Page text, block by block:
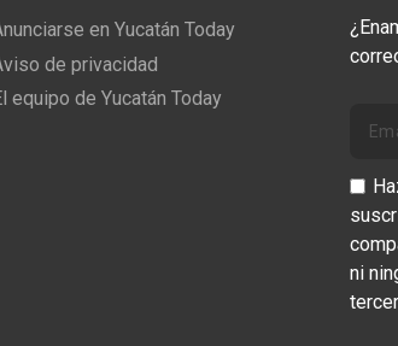
en Yucatán Today
de privacidad
equipo de Yucatán Today
ni